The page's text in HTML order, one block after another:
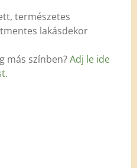
természetes
lakásdekor
más színben?Adj le ide